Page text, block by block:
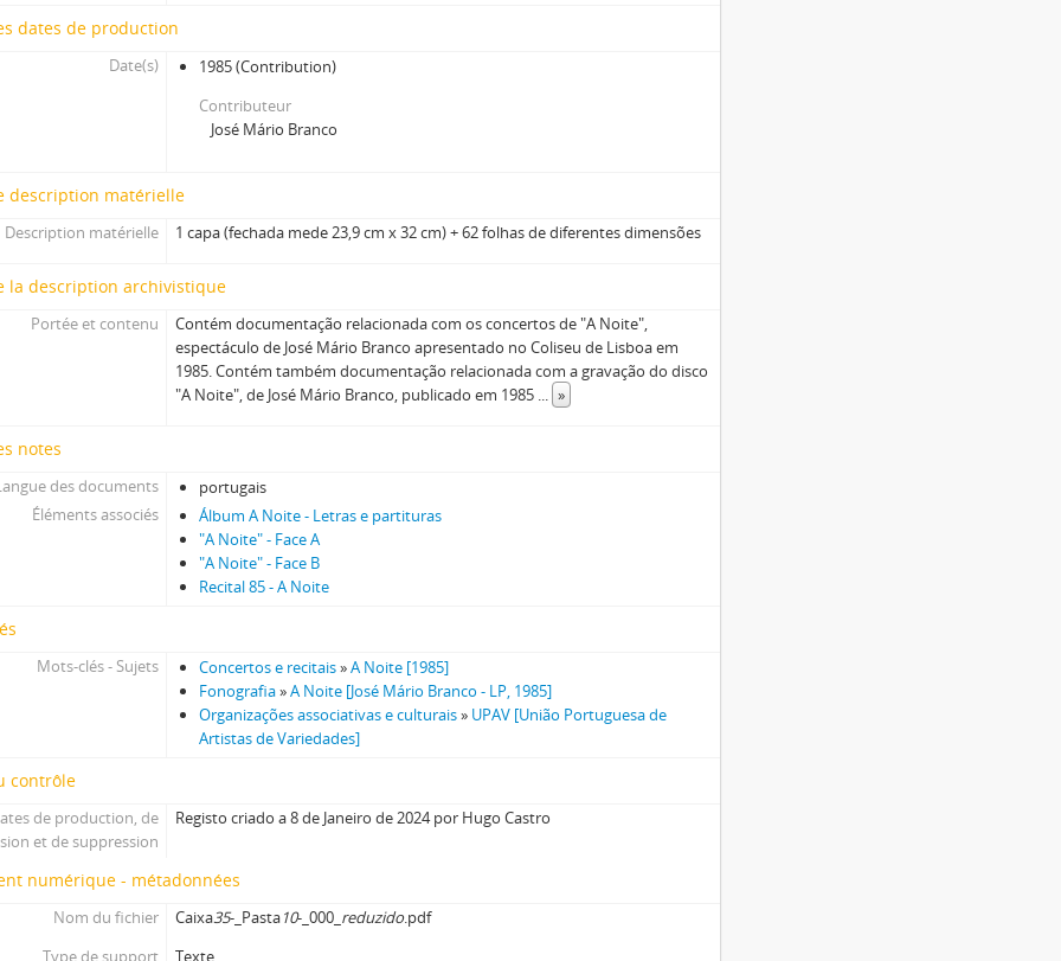
dates de production
Date(s) 1985(Contribution)
Contributeur
José Mário Branco
description matérielle
Description matérielle 1 capa (fechada mede 23,9 cm x 32 cm) + 62 folhas de diferentes dimensões
la description archivistique
Portée et contenu
Contém documentação relacionada com os concertos de "A Noite",
espectáculo de José Mário Branco apresentado no Coliseu de Lisboa em
1985. Contém também documentação relacionada com a gravação do disco
"A Noite", de José Mário Branco, publicado em 1985 ... »
notes
des documents
portugais
Éléments associés
Álbum A Noite - Letras e partituras
"A Noite" - Face A
"A Noite" - Face B
Recital 85 - A Noite
Mots-clés - Sujets Concertos e recitais»A Noite [1985]
Fonografia»A Noite [José Mário Branco - LP, 1985]
Organizações associativas e culturais» UPAV [União Portuguesa de
Artistas de Variedades]
contrôle
de production, de
et de suppression
Registo criado a 8 de Janeiro de 2024 por Hugo Castro
numérique - métadonnées
Nom du fichier Caixa35-_Pasta10-_000_ reduzido.pdf
Type de support
Texte